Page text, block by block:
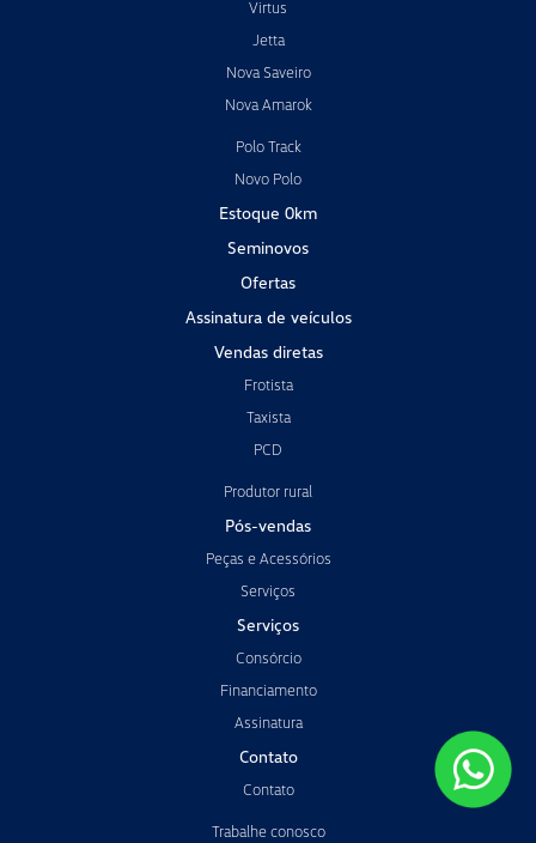
Virtus
Jetta
Nova Saveiro
Nova Amarok
Polo Track
Novo Polo
Estoque 0km
Seminovos
Ofertas
Assinatura de veículos
Vendas diretas
Frotista
Taxista
PCD
Produtor rural
Pós-vendas
Peças e Acessórios
Serviços
Serviços
Consórcio
Financiamento
Assinatura
Contato
Contato
Trabalhe conosco